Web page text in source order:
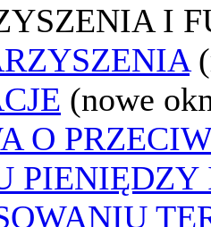
I
(nowe
O
PIENIĘDZY